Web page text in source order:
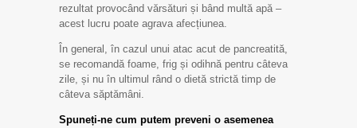
rezultat provocând vărsături și bând multă apă –
acest lucru poate agrava afecțiunea.
În general, în cazul unui atac acut de pancreatită,
se recomandă foame, frig și odihnă pentru câteva
zile, și nu în ultimul rând o dietă strictă timp de
câteva săptămâni.
Spuneți-ne cum putem preveni o asemenea